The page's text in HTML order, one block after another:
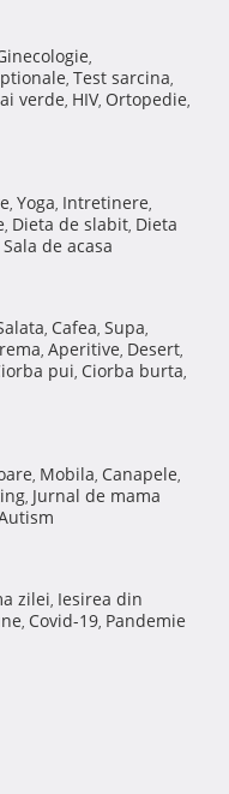
,
, Test sarcina,
verde, HIV, Ortopedie,
, Yoga, Intretinere,
, Dieta de slabit, Dieta
Sala de acasa
, Cafea, Supa,
, Aperitive, Desert,
pui, Ciorba burta,
, Mobila, Canapele,
, Jurnal de mama
zilei, Iesirea din
, Covid-19, Pandemie